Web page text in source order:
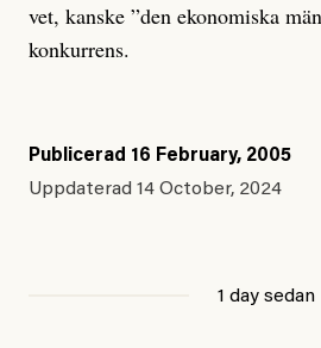
vet, kanske ”den ekonomiska
konkurrens.
Publicerad 16 February, 2005
Uppdaterad 14 October, 2024
1 day sedan